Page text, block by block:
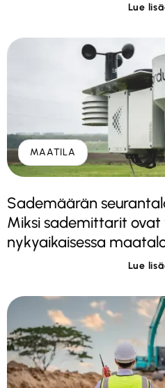
Lue
MAATILA
Sademäärän
Miksi sademittarit
nykyaikaisessa
Lue